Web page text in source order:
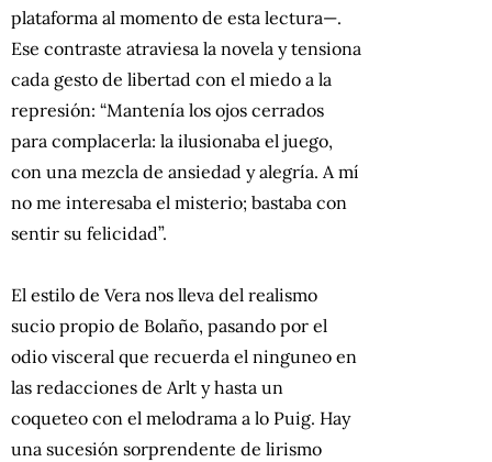
plataforma al momento de esta lectura—.
Ese contraste atraviesa la novela y tensiona
cada gesto de libertad con el miedo a la
represión: “Mantenía los ojos cerrados
para complacerla: la ilusionaba el juego,
con una mezcla de ansiedad y alegría. A mí
no me interesaba el misterio; bastaba con
sentir su felicidad”.
El estilo de Vera nos lleva del realismo
sucio propio de Bolaño, pasando por el
odio visceral que recuerda el ninguneo en
las redacciones de Arlt y hasta un
coqueteo con el melodrama a lo Puig. Hay
una sucesión sorprendente de lirismo